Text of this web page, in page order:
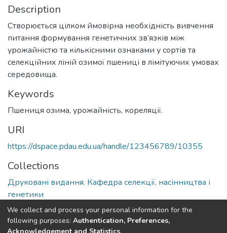
Description
Створюється цілком ймовірна необхідність вивчення
питання формування генетичних зв’язків між
урожайністю та кількісними ознаками у сортів та
селекційних ліній озимої пшениці в лімітуючих умовах
середовища.
Keywords
Пшениця озима, урожайність, кореляції.
URI
https://dspace.pdau.edu.ua/handle/123456789/10355
Collections
Друковані видання. Кафедра селекції, насінництва і
генетики
Full item page
We collect and process your personal information for the
following purposes: Authentication, Preferences,